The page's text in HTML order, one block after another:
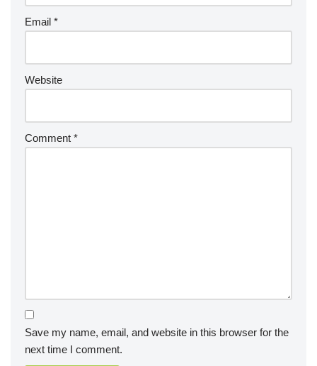
Email *
Website
Comment *
Save my name, email, and website in this browser for the
next time I comment.